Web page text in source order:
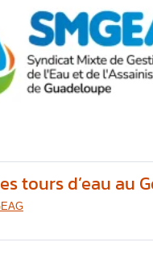
tours d’eau au